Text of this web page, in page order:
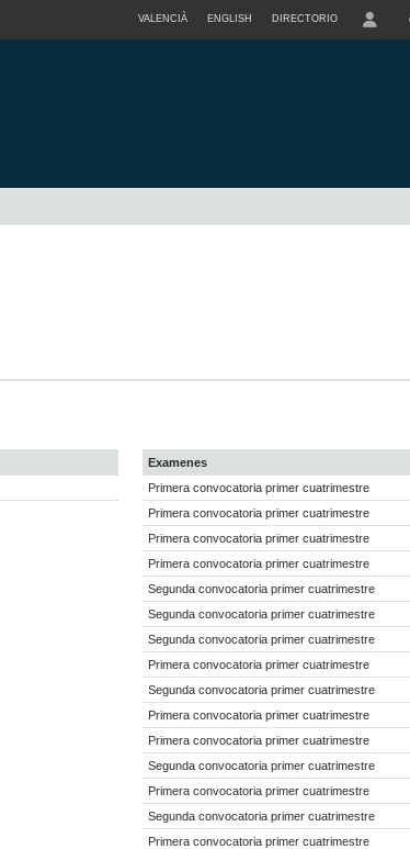
VALENCIÀ ENGLISH DIRECTORIO
Examenes
Primera convocatoria primer cuatrimestre
Primera convocatoria primer cuatrimestre
Primera convocatoria primer cuatrimestre
Primera convocatoria primer cuatrimestre
Segunda convocatoria primer cuatrimestre
Segunda convocatoria primer cuatrimestre
Segunda convocatoria primer cuatrimestre
Primera convocatoria primer cuatrimestre
Segunda convocatoria primer cuatrimestre
Primera convocatoria primer cuatrimestre
Primera convocatoria primer cuatrimestre
Segunda convocatoria primer cuatrimestre
Primera convocatoria primer cuatrimestre
Segunda convocatoria primer cuatrimestre
Primera convocatoria primer cuatrimestre